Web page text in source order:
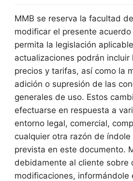
MMB se reserva la facultad
modificar el presente
permita la legislación
actualizaciones podrán incluir
precios y tarifas, así como la
adición o supresión de las
generales de uso. Estos
efectuarse en respuesta a
entorno legal, comercial,
cualquier otra razón de
prevista en este documento.
debidamente al cliente sobre
modificaciones, informándole